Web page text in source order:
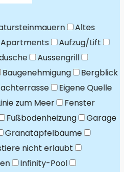
Altes
Apartments
Aufzug/Lift
Aussengrill
Baugenehmigung
Bergblick
Eigene Quelle
zum Meer
Fenster
Fußbodenheizung
Garage
Granatäpfelbäume
nicht erlaubt
Infinity-Pool